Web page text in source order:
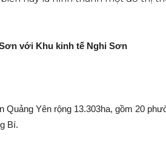
với Khu kinh tế Nghi Sơn
Quảng Yên rộng 13.303ha, gồm 20
Bí.